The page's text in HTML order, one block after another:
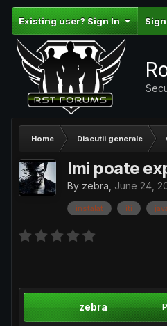
Existing user? Sign In
Home Discutii generale
Imi poate
By zebra June 24,
instalat iti
zebra